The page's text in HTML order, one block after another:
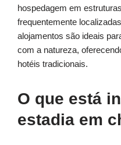
hospedagem em
frequentemente
alojamentos são ideais
com a natureza,
hotéis tradicionais.
O que está
estadia em